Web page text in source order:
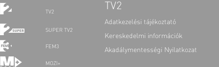
TV2
SUPER TV2
FEM3
MOZI+
TV2
Adatkezelési tájékoztató
Kereskedelmi információk
Akadálymentességi Nyilatkozat